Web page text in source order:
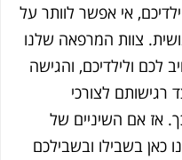
אפשר לוותר על
המרפאה שלנו
והגישה
לצורכי
השיניים של
ובשבילכם